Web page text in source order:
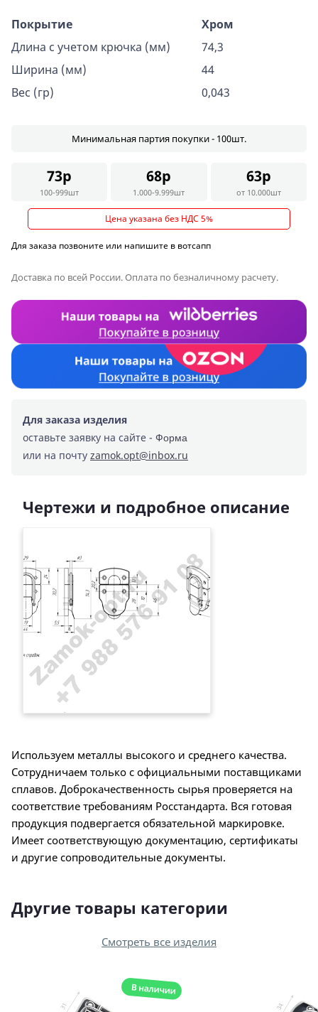
Покрытие
Хром
Длина с учетом крючка (мм)
74,3
Ширина (мм)
44
Вес (гр)
0,043
Минимальная партия покупки - 100шт.
73р
100-999шт
68р
1.000-9.999шт
63р
от 10.000шт
Цена указана без НДС 5%
Для заказа позвоните или напишите в вотсапп
Доставка по всей России. Оплата по безналичному расчету.
Для заказа изделия
оставьте заявку на сайте - Форма
или на почту zamok.opt@inbox.ru
Чертежи и подробное описание
Используем металлы высокого и среднего качества.
Сотрудничаем только с официальными поставщиками
сплавов. Доброкачественность сырья проверяется на
соответствие требованиям Росстандарта. Вся готовая
продукция подвергается обязательной маркировке.
Имеет соответствующую документацию, сертификаты
и другие сопроводительные документы.
Другие товары категории
Смотреть все изделия